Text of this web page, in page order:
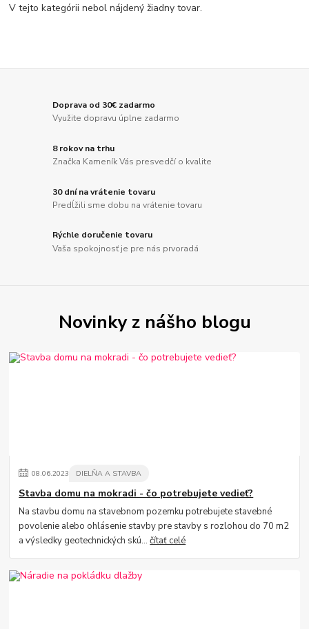
V tejto kategórii nebol nájdený žiadny tovar.
Doprava od 30€ zadarmo
Využite dopravu úplne zadarmo
8 rokov na trhu
Značka Kameník Vás presvedčí o kvalite
30 dní na vrátenie tovaru
Predĺžili sme dobu na vrátenie tovaru
Rýchle doručenie tovaru
Vaša spokojnosť je pre nás prvoradá
Novinky z nášho blogu
08.06.2023 DIELŇA A STAVBA
Stavba domu na mokradi - čo potrebujete vedieť?
Na stavbu domu na stavebnom pozemku potrebujete stavebné
povolenie alebo ohlásenie stavby pre stavby s rozlohou do 70 m2
a výsledky geotechnických skú...čítať celé